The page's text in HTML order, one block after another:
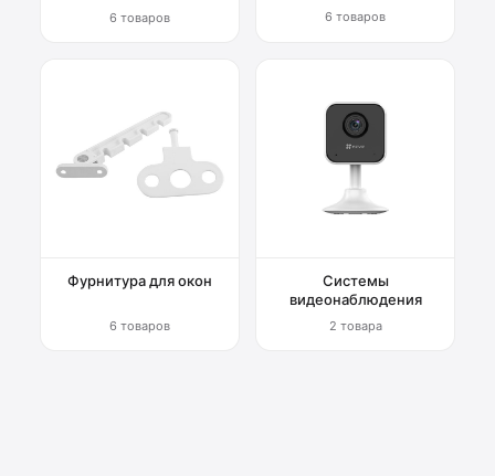
6 товаров 6 товаров
Фурнитура для окон
6 товаров
Системы
видеонаблюдения
2 товара